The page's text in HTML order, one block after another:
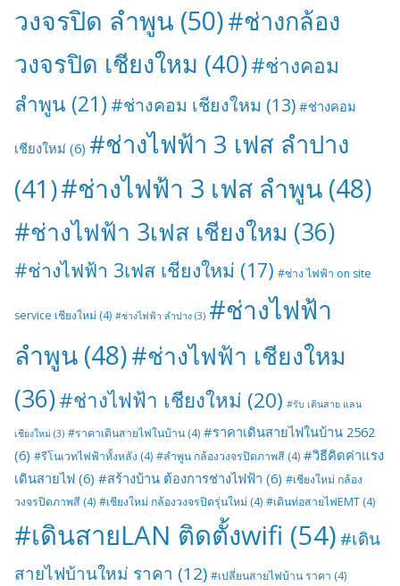
วงจรปิด ลำพูน (50)#ช่างกล้อง
วงจรปิด เชียงใหม (40)#ช่างคอม
ลำพูน (21) #ช่างคอม เชียงใหม (13) #ช่างคอม
เชียงใหม่ (6) #ช่างไฟฟ้า 3 เฟส ลำปาง
(41)#ช่างไฟฟ้า 3 เฟส ลำพูน (48)
#ช่างไฟฟ้า 3เฟส เชียงใหม (36)
#ช่างไฟฟ้า 3เฟส เชียงใหม่ (17) #ช่าง ไฟฟ้า on site
service เชียงใหม่ (4) #ช่างไฟฟ้า ลำปาง (3) #ช่างไฟฟ้า
ลำพูน (48)#ช่างไฟฟ้า เชียงใหม
(36)#ช่างไฟฟ้า เชียงใหม่ (20) #รับ เดินสาย แลน
เชียงใหม่ (3) #ราคาเดินสายไฟในบ้าน (4) #ราคาเดินสายไฟในบ้าน 2562
(6) #รีโนเวทไฟฟ้าทั้งหลัง (4) #ลำพูน กล้องวงจรปิดภาพสี (4) #วิธีคิดค่าแรง
เดินสายไฟ (6) #สร้างบ้าน ต้องการช่างไฟฟ้า (6) #เชียงใหม่ กล้อง
วงจรปิดภาพสี (4) #เชียงใหม่ กล้องวงจรปิดรุ่นใหม่ (4) #เดินท่อสายไฟEMT (4)
#เดินสายLAN ติดตั้งwifi (54) #เดิน
สายไฟบ้านใหม่ ราคา (12) #เปลี่ยนสายไฟบ้าน ราคา (4)